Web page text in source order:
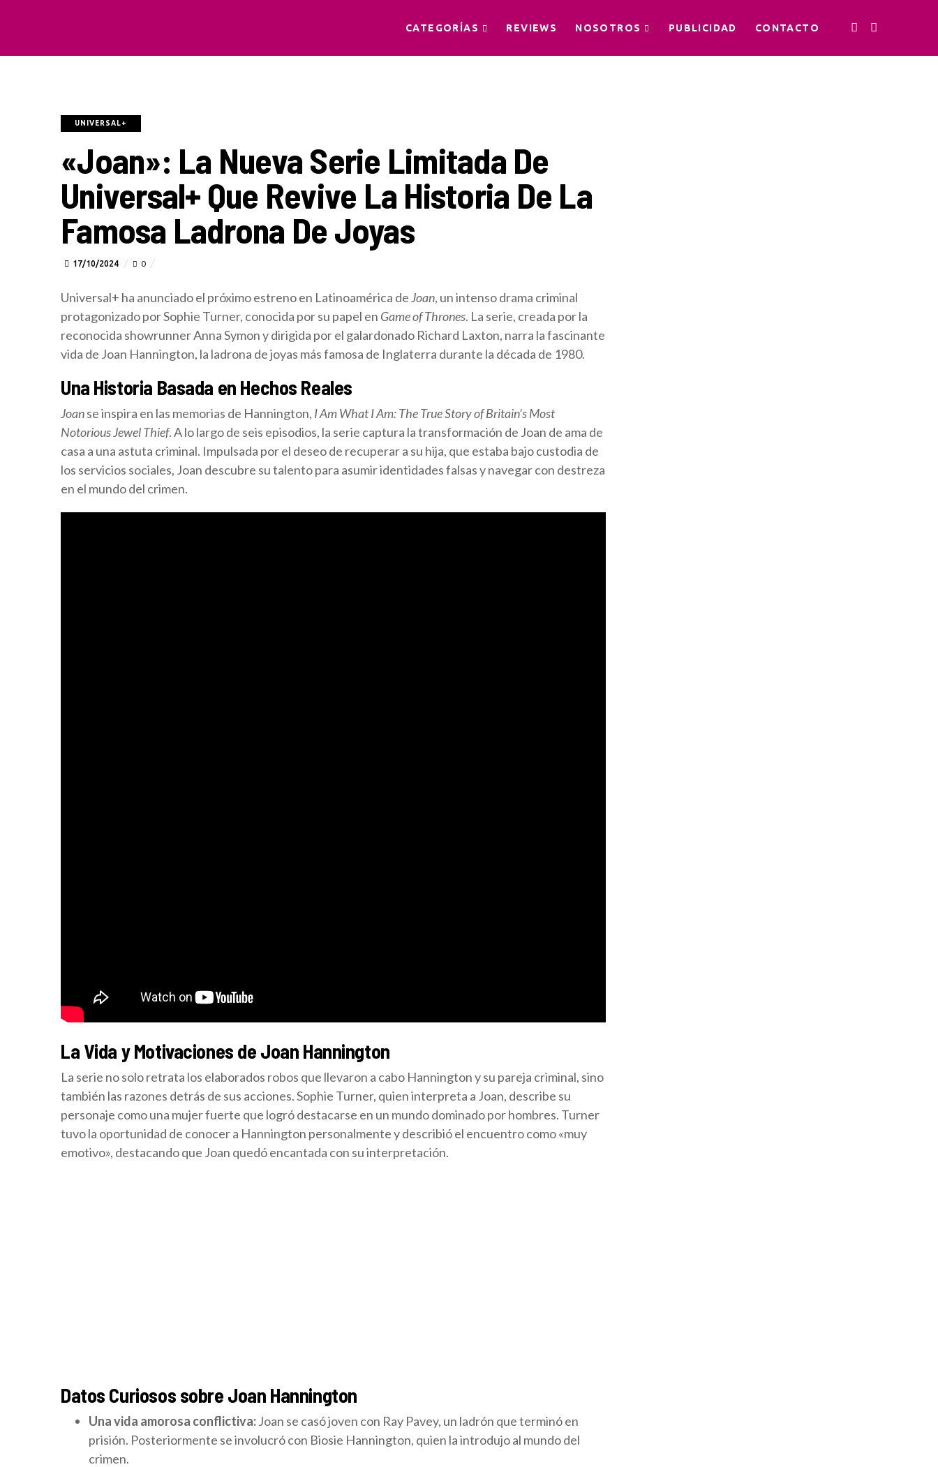
CATEGORÍAS REVIEWS NOSOTROS PUBLICIDAD CONTACTO
UNIVERSAL+
«Joan»: La Nueva Serie Limitada De
Universal+ Que Revive La Historia De La
Famosa Ladrona De Joyas
17/10/2024 0
Universal+ ha anunciado el próximo estreno en Latinoamérica deJoan, un intenso drama criminal
protagonizado por Sophie Turner, conocida por su papel en Game of Thrones. La serie, creada por la
reconocida showrunner Anna Symon y dirigida por el galardonado Richard Laxton, narra la fascinante
vida de Joan Hannington, la ladrona de joyas más famosa de Inglaterra durante la década de 1980.
Una Historia Basada en Hechos Reales
Joanse inspira en las memorias de Hannington, I Am What I Am: The True Story of Britain’s Most
Notorious Jewel Thief. A lo largo de seis episodios, la serie captura la transformación de Joan de ama de
casa a una astuta criminal. Impulsada por el deseo de recuperar a su hija, que estaba bajo custodia de
los servicios sociales, Joan descubre su talento para asumir identidades falsas y navegar con destreza
en el mundo del crimen.
La Vida y Motivaciones de Joan Hannington
La serie no solo retrata los elaborados robos que llevaron a cabo Hannington y su pareja criminal, sino
también las razones detrás de sus acciones. Sophie Turner, quien interpreta a Joan, describe su
personaje como una mujer fuerte que logró destacarse en un mundo dominado por hombres. Turner
tuvo la oportunidad de conocer a Hannington personalmente y describió el encuentro como «muy
emotivo», destacando que Joan quedó encantada con su interpretación.
Datos Curiosos sobre Joan Hannington
Una vida amorosa conflictiva:Joan se casó joven con Ray Pavey, un ladrón que terminó en
prisión. Posteriormente se involucró con Biosie Hannington, quien la introdujo al mundo del
crimen.